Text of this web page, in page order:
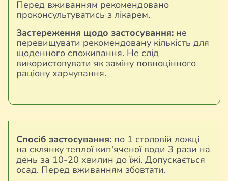
Перед вживанням рекомендовано
проконсультуватись з лікарем.
Застереження щодо застосування: не
перевищувати рекомендовану кількість для
щоденного споживання. Не слід
використовувати як заміну повноцінного
раціону харчування.
Спосіб застосування: по 1 столовій ложці
на склянку теплої кип'яченої води 3 рази на
день за 10-20 хвилин до їжі. Допускається
осад. Перед вживанням збовтати.